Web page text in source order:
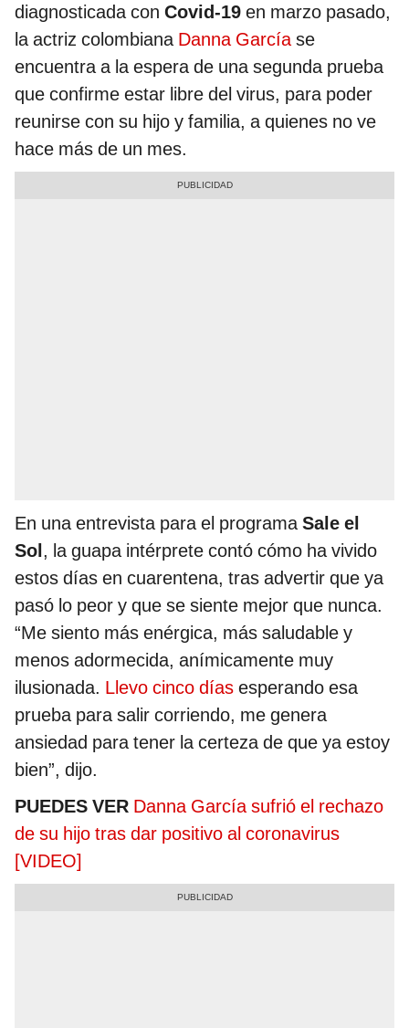
diagnosticada con Covid-19 en marzo pasado,
la actriz colombiana Danna Garcíase
encuentra a la espera de una segunda prueba
que confirme estar libre del virus, para poder
reunirse con su hijo y familia, a quienes no ve
hace más de un mes.
En una entrevista para el programaSale el
Sol, la guapa intérprete contó cómo ha vivido
estos días en cuarentena, tras advertir que ya
pasó lo peor y que se siente mejor que nunca.
“Me siento más enérgica, más saludable y
menos adormecida, anímicamente muy
ilusionada. Llevo cinco días esperando esa
prueba para salir corriendo, me genera
ansiedad para tener la certeza de que ya estoy
bien”, dijo.
PUEDES VER Danna García sufrió el rechazo
de su hijo tras dar positivo al coronavirus
[VIDEO]